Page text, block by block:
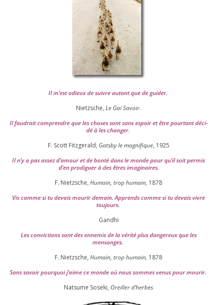
Il m’est odieux de suivre autant que de gui­der.
Nietzsche, Le Gai Savoir.
Il fau­drait com­prendre que les choses sont sans espoir et être pour­tant déci­
dé à les chan­ger.
F. Scott Fitzgerald, Gatsby le magni­fique, 1925
Il n’y a pas assez d’a­mour et de bon­té dans le monde pour qu’il soit per­mis
d’en pro­di­guer à des êtres imaginaires.
F. Nietzsche, Humain, trop humain, 1878
Vis comme si tu devais mou­rir demain. Apprends comme si tu devais vivre
toujours.
Gandhi
Les convic­tions sont des enne­mis de la véri­té plus dan­ge­reux que les
mensonges.
F. Nietzsche, Humain, trop humain, 1878
Sans savoir pour­quoi j’aime ce monde où nous sommes venus pour mourir.
Natsume Soseki, Oreiller d’herbes